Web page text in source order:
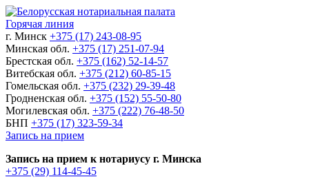
Горячая линия
г. Минск +375 (17) 243-08-95
Минская обл. +375 (17) 251-07-94
Брестская обл. +375 (162) 52-14-57
Витебская обл. +375 (212) 60-85-15
Гомельская обл. +375 (232) 29-39-48
Гродненская обл. +375 (152) 55-50-80
Могилевская обл. +375 (222) 76-48-50
БНП +375 (17) 323-59-34
Запись на прием
Запись на прием к нотариусу г. Минска
+375 (29) 114-45-45